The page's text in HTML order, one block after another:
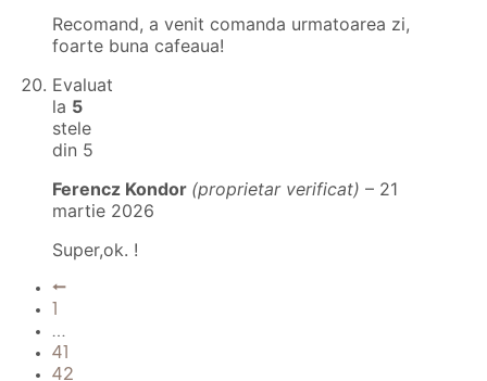
Recomand, a venit comanda urmatoarea zi,
foarte buna cafeaua!
Evaluat
la 5
stele
din 5
Ferencz Kondor (proprietar verificat) – 21
martie 2026
Super,ok. !
←
1
…
41
42